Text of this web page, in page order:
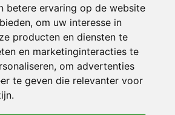
betere ervaring op de website
, om uw interesse in
producten en diensten te
en marketinginteracties te
, om advertenties
te geven die relevanter voor
.
+31 (0)314 344 342
info@bafa.nl
09.00 - 16.30 uur
09.00 - 14.30 uur
gesloten